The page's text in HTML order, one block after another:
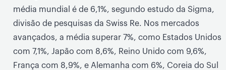
média mundial é de 6,1%, segundo estudo da Sigma,
divisão de pesquisas da Swiss Re. Nos mercados
avançados, a média superar 7%, como Estados Unidos
com 7,1%, Japão com 8,6%, Reino Unido com 9,6%,
França com 8,9%, e Alemanha com 6%, Coreia do Sul